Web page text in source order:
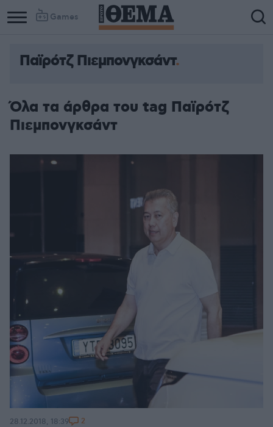
Games
Παϊρότζ Πιεμπονγκσάντ
Όλα τα άρθρα του tag Παϊρότζ
Πιεμπονγκσάντ
28.12.2018, 18:39 2